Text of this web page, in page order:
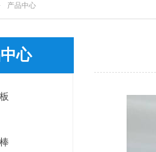
产品中心
心